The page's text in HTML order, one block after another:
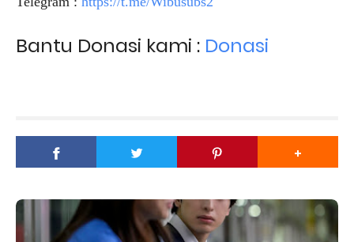
Bantu Donasi kami : Donasi